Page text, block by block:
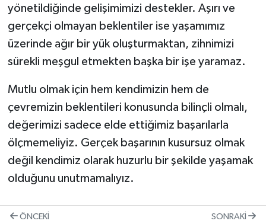
yönetildiğinde gelişimimizi destekler. Aşırı ve
gerçekçi olmayan beklentiler ise yaşamımız
üzerinde ağır bir yük oluşturmaktan, zihnimizi
sürekli meşgul etmekten başka bir işe yaramaz.
Mutlu olmak için hem kendimizin hem de
çevremizin beklentileri konusunda bilinçli olmalı,
değerimizi sadece elde ettiğimiz başarılarla
ölçmemeliyiz. Gerçek başarının kusursuz olmak
değil kendimiz olarak huzurlu bir şekilde yaşamak
olduğunu unutmamalıyız.
ÖNCEKI SONRAKI